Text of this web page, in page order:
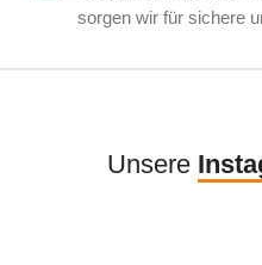
sorgen wir für sichere
Unsere